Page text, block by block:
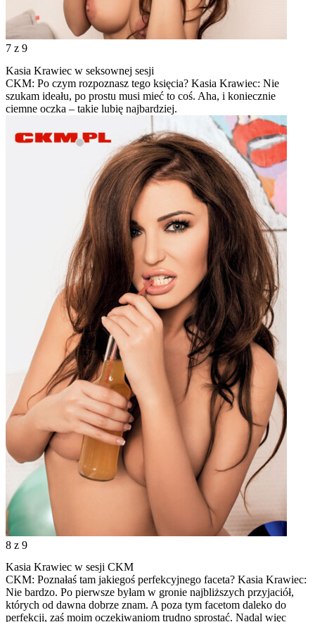
7 z 9
Kasia Krawiec w seksownej sesji
CKM: Po czym rozpoznasz tego księcia? Kasia Krawiec: Nie
szukam ideału, po prostu musi mieć to coś. Aha, i koniecznie
ciemne oczka – takie lubię najbardziej.
8 z 9
Kasia Krawiec w sesji CKM
CKM: Poznałaś tam jakiegoś perfekcyjnego faceta? Kasia Krawiec:
Nie bardzo. Po pierwsze byłam w gronie najbliższych przyjaciół,
których od dawna dobrze znam. A poza tym facetom daleko do
perfekcji, zaś moim oczekiwaniom trudno sprostać. Nadal więc